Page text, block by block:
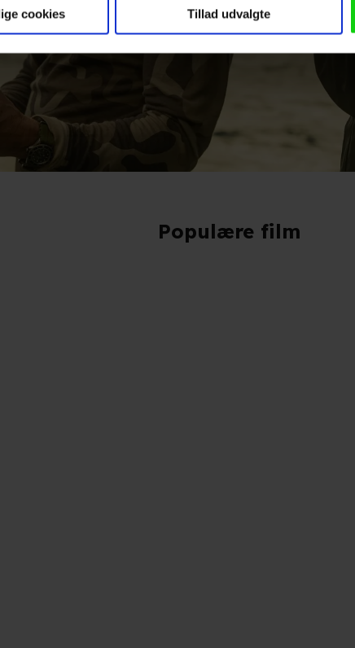
oplysninger videregives til vores samarbejdspartnere, der
annoncer, levere tilpasset indhold, foretage
målgruppeindsigt. Se mere information under
vi også gerne:
om din placering, der kan være nøjagtig inden for
baseret på en scanning af dens unikke karakteristika
og cookies fra tredjeparter til at optimere dit besøg på
cookies Tillad udvalgte
Populære film